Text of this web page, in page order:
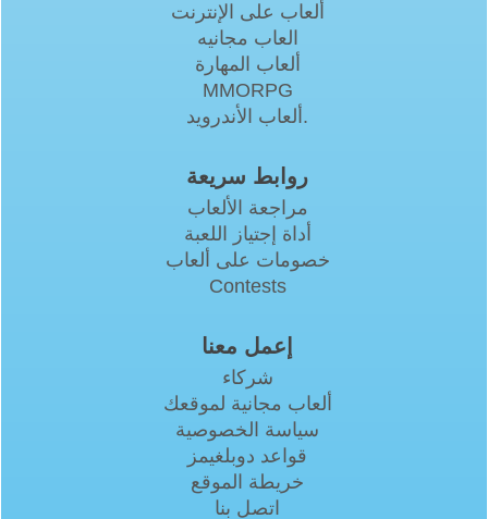
ألعاب على الإنترنت
العاب مجانيه
ألعاب المهارة
MMORPG
ألعاب الأندرويد.
روابط سريعة
مراجعة الألعاب
أداة إجتياز اللعبة
خصومات على ألعاب
Contests
إعمل معنا
شركاء
ألعاب مجانية لموقعك
سياسة الخصوصية
قواعد دوبلغيمز
خريطة الموقع
اتصل بنا